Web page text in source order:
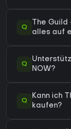
Q
The
alles auf
Q
NOW?
Q
Kann ich
kaufen?